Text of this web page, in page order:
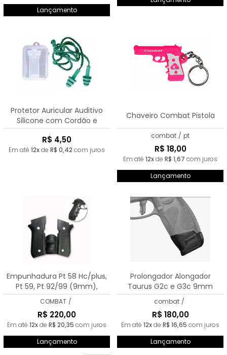
Lançamento
Protetor Auricular Auditivo
Silicone com Cordão e
Caixinha
R$ 4,50
Em até 12xde R$ 0,42 com juros
Chaveiro Combat Pistola
combat / pt
R$ 18,00
Em até 12xde R$ 1,67 com juros
Lançamento
Empunhadura Pt 58 Hc/plus,
Pt 59, Pt 92/99 (9mm),
Pt100/101 Preto
COMBAT /
R$ 220,00
Em até 12xde R$ 20,35 com juros
Lançamento
Prolongador Alongador
Taurus G2c e G3c 9mm
combat /
R$ 180,00
Em até 12xde R$ 16,65 com juros
Lançamento